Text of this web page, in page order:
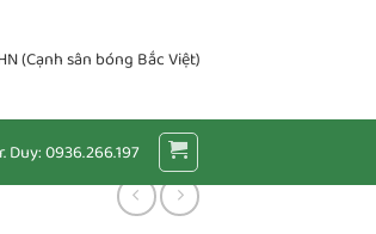
(Cạnh sân bóng Bắc Việt)
Duy: 0936.266.197